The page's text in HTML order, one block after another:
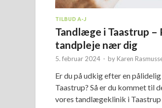
TILBUD A-J
Tandlæge i Taastrup –
tandpleje nær dig
5. februar 2024 - by Karen
Er du på udkig efter en
Taastrup? Så er du kommet til
vores tandlægeklinik i